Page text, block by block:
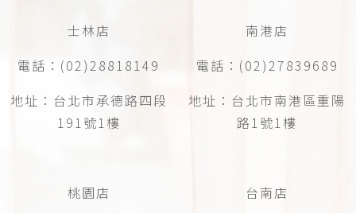
士林店
電話：(02)28818149
地址：台北市承德路四段
191號1樓
南港店
電話：(02)27839689
地址：台北市南港區重陽
路1號1樓
桃園店
台南店